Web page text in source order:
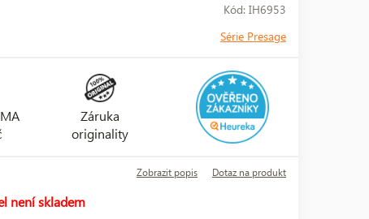
Kód: IH6953
Série Presage
Záruka
originality
Zobrazit popis Dotaz na produkt
není skladem